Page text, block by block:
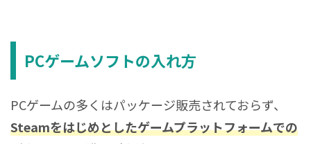
PCゲームソフトの入れ方
PCゲームの多くはパッケージ販売されておらず、
Steamをはじめとしたゲームプラットフォームでの